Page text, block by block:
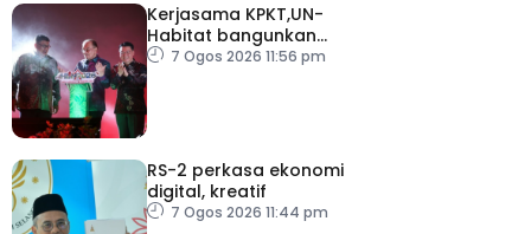
Kerjasama KPKT,UN-
Habitat bangunkan
inisiatif My Public Space
7 Ogos 2026 11:56 pm
RS-2 perkasa ekonomi
digital, kreatif
7 Ogos 2026 11:44 pm